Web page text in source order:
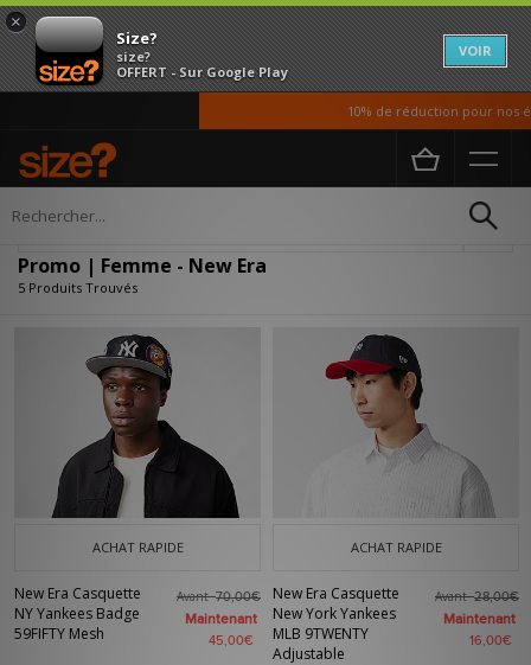
×
Size?
size?
OFFERT - Sur Google Play
VOIR
10% de réduction pour nos
Accueil Femme
Promo | Femme - New Era
5 Produits Trouvés
ACHAT RAPIDE
New Era Casquette
NY Yankees Badge
59FIFTY Mesh
Avant70,00€
Maintenant
45,00€
ACHAT RAPIDE
New Era Casquette
New York Yankees
MLB 9TWENTY
Adjustable
Avant28,00€
Maintenant
16,00€